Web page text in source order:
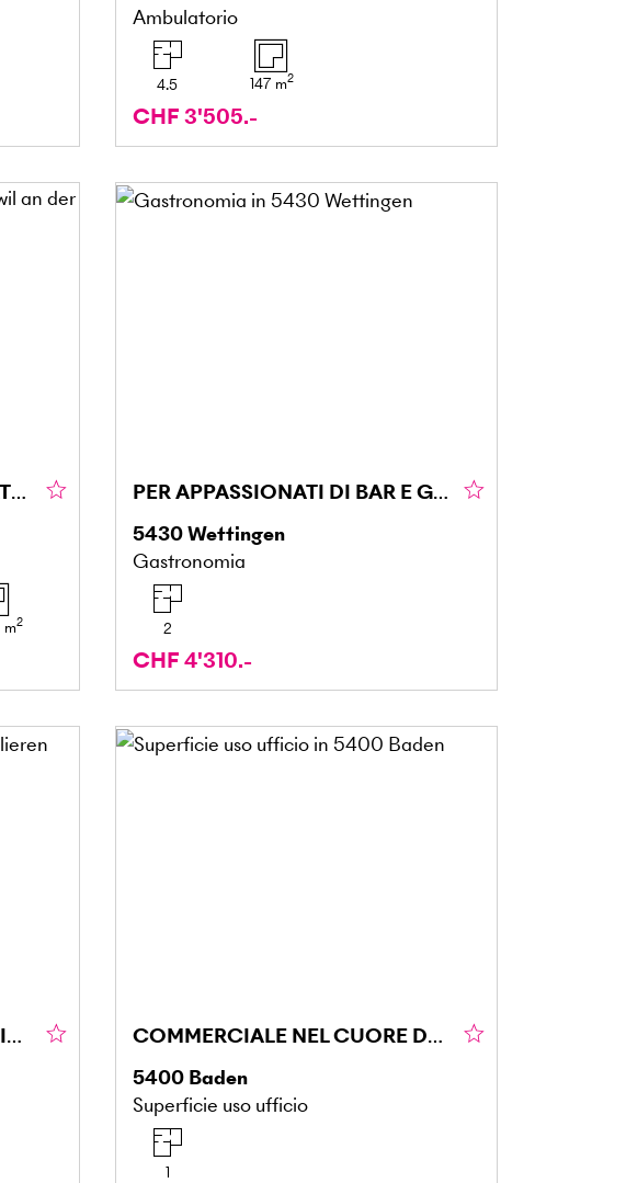
Ambulatorio
4.5 147 m2
CHF 3'505.-
GIOIELLO MODERNO CON ATMOSFERA DA LOFT
m2
PER APPASSIONATI DI BAR E GASTRONOMIA
5430Wettingen
Gastronomia
2
CHF 4'310.-
LUMINOSO E MODERNO VICINO ALLA STAZIONE FERROVIARIA
COMMERCIALE NEL CUORE DELLA CITTÀ
5400 Baden
Superficie uso ufficio
1